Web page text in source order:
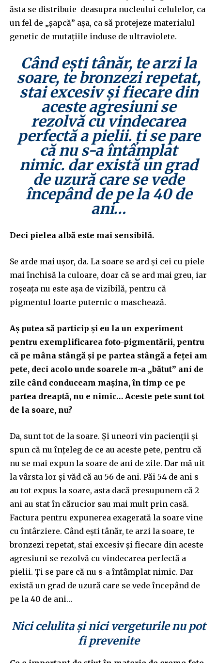
ăsta se distribuie deasupra nucleului celulelor, ca
un fel de „șapcă” așa, ca să protejeze materialul
genetic de mutațiile induse de ultraviolete.
Când ești tânăr, te arzi la
soare, te bronzezi repetat,
stai excesiv și fiecare din
aceste agresiuni se
rezolvă cu vindecarea
perfectă a pielii. ți se pare
că nu s-a întâmplat
nimic. dar există un grad
de uzură care se vede
începând de pe la 40 de
ani…
Deci pielea albă este mai sensibilă.
Se arde mai ușor, da. La soare se ard și cei cu piele
mai închisă la culoare, doar că se ard mai greu, iar
roșeața nu este așa de vizibilă, pentru că
pigmentul foarte puternic o maschează.
Aș putea să particip și eu la un experiment
pentru exemplificarea foto-pigmentării, pentru
că pe mâna stângă și pe partea stângă a feței am
pete, deci acolo unde soarele m-a „bătut” ani de
zile când conduceam mașina, în timp ce pe
partea dreaptă, nu e nimic… Aceste pete sunt tot
de la soare, nu?
Da, sunt tot de la soare. Și uneori vin pacienții și
spun că nu înțeleg de ce au aceste pete, pentru că
nu se mai expun la soare de ani de zile. Dar mă uit
la vârsta lor și văd că au 56 de ani. Păi 54 de ani s-
au tot expus la soare, asta dacă presupunem că 2
ani au stat în cărucior sau mai mult prin casă.
Factura pentru expunerea exagerată la soare vine
cu întârziere. Când ești tânăr, te arzi la soare, te
bronzezi repetat, stai excesiv și fiecare din aceste
agresiuni se rezolvă cu vindecarea perfectă a
pielii. Ți se pare că nu s-a întâmplat nimic. Dar
există un grad de uzură care se vede începând de
pe la 40 de ani…
Nici celulita și nici vergeturile nu pot
fi prevenite